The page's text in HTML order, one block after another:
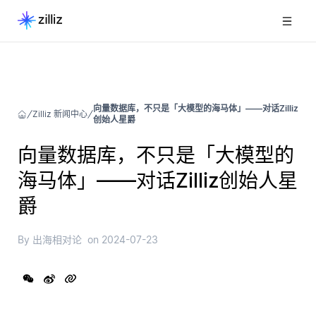
Zilliz 新闻中心
向量数据库，不只是「大模型的海马体」——对话Zilliz
创始人星爵
向量数据库，不只是「大模型的
海马体」——对话Zilliz创始人星
爵
By 出海相对论 on 2024-07-23